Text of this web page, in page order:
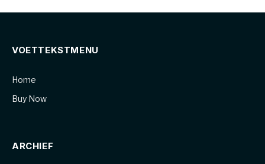
VOETTEKSTMENU
Home
Buy Now
ARCHIEF